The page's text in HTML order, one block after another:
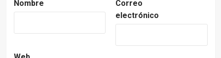
Nombre
Correo
electrónico